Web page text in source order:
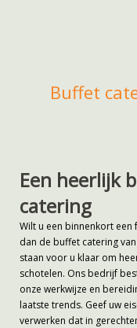
Buffet
Een heerlijk
catering
Wilt u een binnenkort een
dan de buffet catering
staan voor u klaar om
schotelen. Ons bedrijf
onze werkwijze en
laatste trends. Geef uw
verwerken dat in